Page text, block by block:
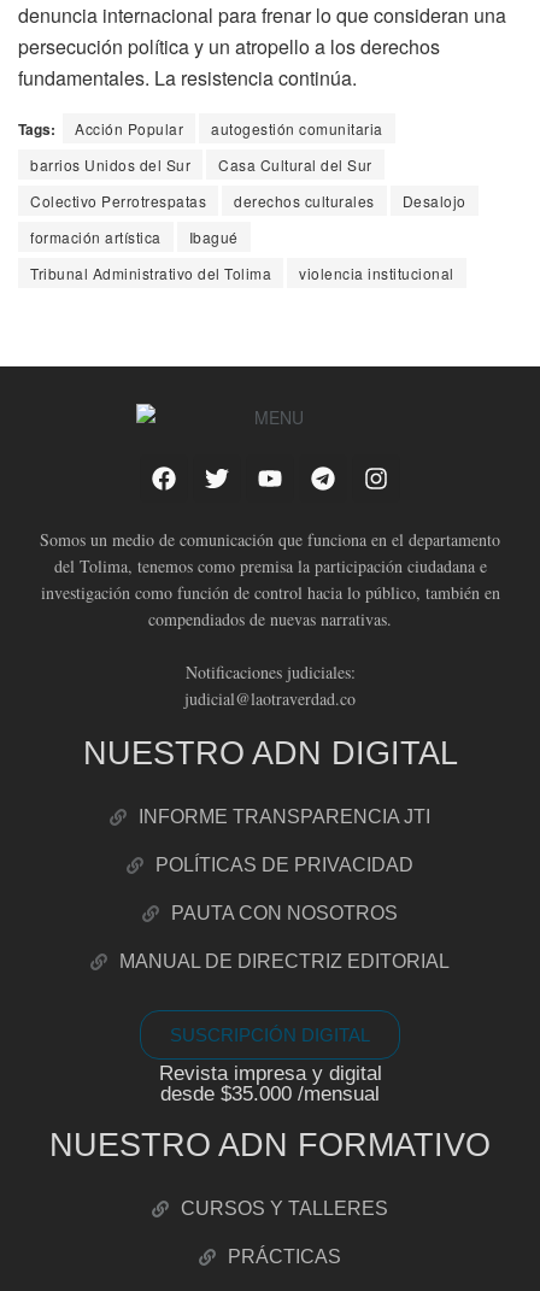
denuncia internacional para frenar lo que consideran una
persecución política y un atropello a los derechos
fundamentales. La resistencia continúa.
Tags: Acción Popular
autogestión comunitaria
barrios Unidos del Sur
Casa Cultural del Sur
Colectivo Perrotrespatas
derechos culturales
Desalojo
formación artística
Ibagué
Tribunal Administrativo del Tolima
violencia institucional
Somos un medio de comunicación que funciona en el departamento
del Tolima, tenemos como premisa la participación ciudadana e
investigación como función de control hacia lo público, también en
compendiados de nuevas narrativas.
Notificaciones judiciales:
judicial@laotraverdad.co
NUESTRO ADN DIGITAL
INFORME TRANSPARENCIA JTI
POLÍTICAS DE PRIVACIDAD
PAUTA CON NOSOTROS
MANUAL DE DIRECTRIZ EDITORIAL
SUSCRIPCIÓN DIGITAL
Revista impresa y digital
desde $35.000 /mensual
NUESTRO ADN FORMATIVO
CURSOS Y TALLERES
PRÁCTICAS